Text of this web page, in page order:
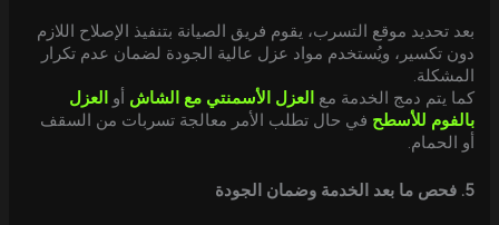
بعد تحديد موقع التسرب، يقوم فريق الصيانة بتنفيذ الإصلاح اللازم
دون تكسير، ويُستخدم مواد عزل عالية الجودة لضمان عدم تكرار
المشكلة.
كما يتم دمج الخدمة مع العزل الأسمنتي مع الشاش أو العزل
بالفوم للأسطح في حال تطلب الأمر معالجة تسربات من السقف
أو الحمام.
5. فحص ما بعد الخدمة وضمان الجودة